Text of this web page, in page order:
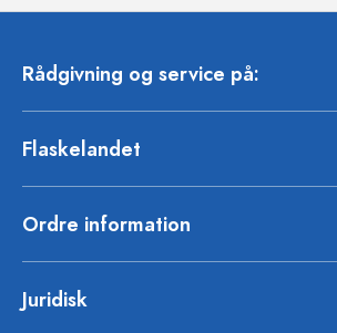
Rådgivning og service på:
Flaskelandet
Ordre information
Juridisk